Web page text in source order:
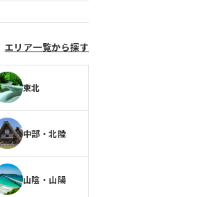
エリア一覧から探す
東北
中部・北陸
山陰・山陽